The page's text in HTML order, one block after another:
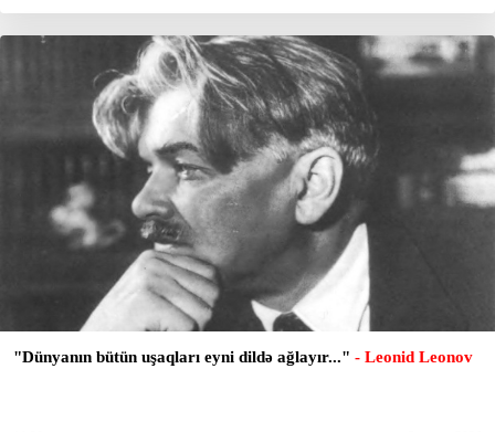
​​​​​​​"Dünyanın bütün uşaqları eyni dildə ağlayır..." - Leonid Leonov